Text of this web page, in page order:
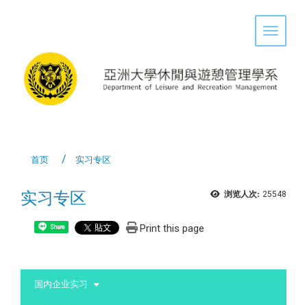
Toggle
首页 实习专区
浏览人次: 25548
实习专区
Share Print this page
国内企业实习